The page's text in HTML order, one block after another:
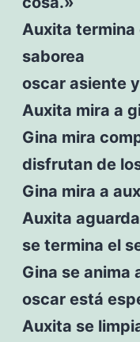
Auxita termina
saborea
oscar asiente
Auxita mira a
Gina mira
disfrutan de
Gina mira a
Auxita
se termina el
Gina se anima
oscar está
Auxita se